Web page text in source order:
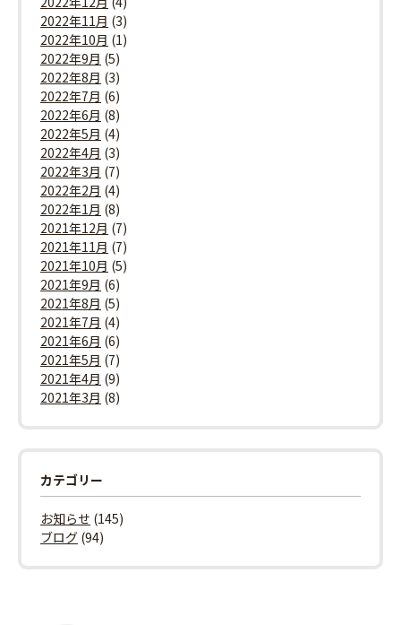
2022年11月 (3)
2022年10月 (1)
2022年9月 (5)
2022年8月 (3)
2022年7月 (6)
2022年6月 (8)
2022年5月 (4)
2022年4月 (3)
2022年3月 (7)
2022年2月 (4)
2022年1月 (8)
2021年12月 (7)
2021年11月 (7)
2021年10月 (5)
2021年9月 (6)
2021年8月 (5)
2021年7月 (4)
2021年6月 (6)
2021年5月 (7)
2021年4月 (9)
2021年3月 (8)
カテゴリー
お知らせ (145)
ブログ (94)